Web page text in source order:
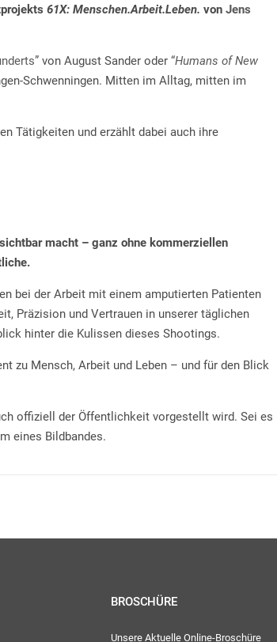
61X: Menschen.Arbeit.Leben. von Jens
von August Sander oder “Humans of New
Schwenningen. Mitten im Alltag, mitten im
Tätigkeiten und erzählt dabei auch ihre
macht – ganz ohne kommerziellen
bei der Arbeit mit einem amputierten Patienten
Präzision und Vertrauen in unserer täglichen
hinter die Kulissen dieses Shootings.
zu Mensch, Arbeit und Leben – und für den Blick
offiziell der Öffentlichkeit vorgestellt wird. Sei es
eines Bildbandes.
BROSCHÜRE
Unsere Aktuelle Online-Broschüre